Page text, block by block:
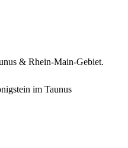
& Rhein-Main-Gebiet.
im Taunus